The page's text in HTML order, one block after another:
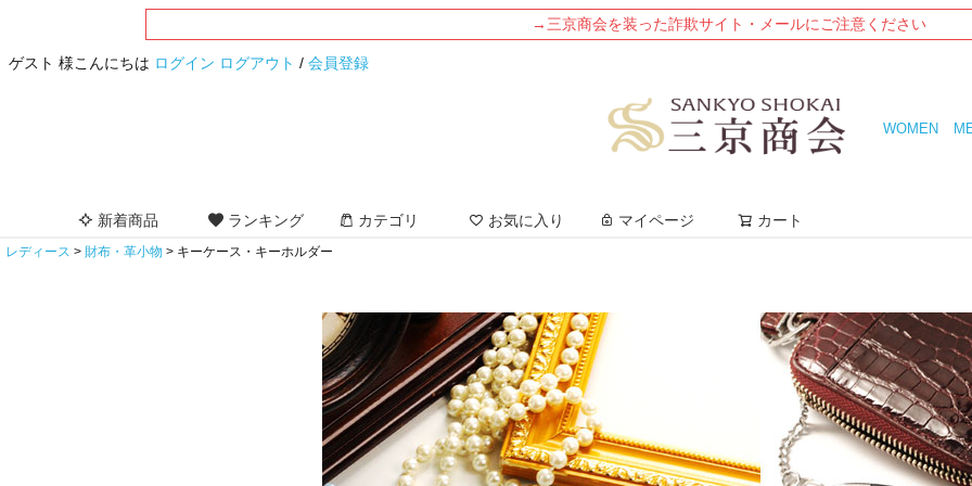
→三京商会を装った詐欺サイト・メールにご注意ください
ゲスト 様こんにちは ログイン ログアウト / 会員登録
WOMEN
新着商品 ランキング カテゴリ お気に入り マイページ カート
レディース 財布・革小物 キーケース・キーホルダー